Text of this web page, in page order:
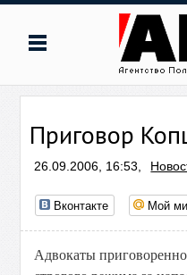
Приговор
26.09.2006, 16:53,
Вконтакте Мой
Адвокаты